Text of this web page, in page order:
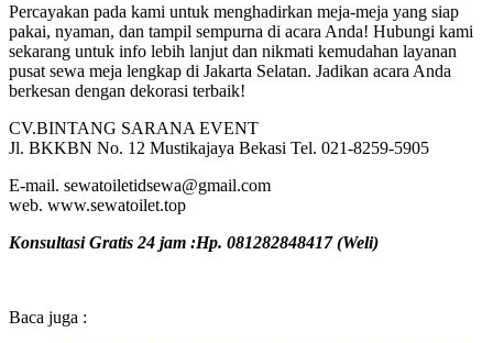
Percayakan pada kami untuk menghadirkan meja-meja yang siap
pakai, nyaman, dan tampil sempurna di acara Anda! Hubungi kami
sekarang untuk info lebih lanjut dan nikmati kemudahan layanan
pusat sewa meja lengkap di Jakarta Selatan. Jadikan acara Anda
berkesan dengan dekorasi terbaik!
CV.BINTANG SARANA EVENT
Jl. BKKBN No. 12 Mustikajaya Bekasi Tel. 021-8259-5905
E-mail. sewatoiletidsewa@gmail.com
web. www.sewatoilet.top
Konsultasi Gratis 24 jam :Hp. 081282848417 (Weli)
Baca juga :